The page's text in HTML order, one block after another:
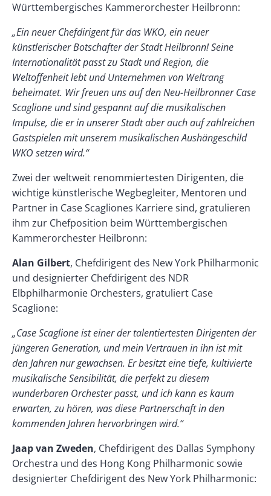
Württembergisches Kammerorchester Heilbronn:
„Ein neuer Chefdirigent für das WKO, ein neuer
künstlerischer Botschafter der Stadt Heilbronn! Seine
Internationalität passt zu Stadt und Region, die
Weltoffenheit lebt und Unternehmen von Weltrang
beheimatet. Wir freuen uns auf den Neu-Heilbronner Case
Scaglione und sind gespannt auf die musikalischen
Impulse, die er in unserer Stadt aber auch auf zahlreichen
Gastspielen mit unserem musikalischen Aushängeschild
WKO setzen wird.“
Zwei der weltweit renommiertesten Dirigenten, die
wichtige künstlerische Wegbegleiter, Mentoren und
Partner in Case Scagliones Karriere sind, gratulieren
ihm zur Chefposition beim Württembergischen
Kammerorchester Heilbronn:
Alan Gilbert, Chefdirigent des New York Philharmonic
und designierter Chefdirigent des NDR
Elbphilharmonie Orchesters, gratuliert Case
Scaglione:
„Case Scaglione ist einer der talentiertesten Dirigenten der
jüngeren Generation, und mein Vertrauen in ihn ist mit
den Jahren nur gewachsen. Er besitzt eine tiefe, kultivierte
musikalische Sensibilität, die perfekt zu diesem
wunderbaren Orchester passt, und ich kann es kaum
erwarten, zu hören, was diese Partnerschaft in den
kommenden Jahren hervorbringen wird.“
Jaap van Zweden, Chefdirigent des Dallas Symphony
Orchestra und des Hong Kong Philharmonic sowie
designierter Chefdirigent des New York Philharmonic: